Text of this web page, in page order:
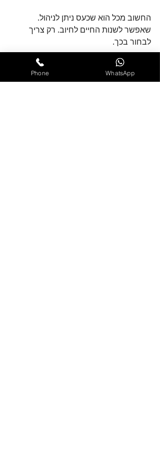
החשוב מכל הוא שכעס ניתן לניהול.
שאפשר לשנות החיים לחיוב. רק צריך
לבחור בכך.
Phone WhatsApp